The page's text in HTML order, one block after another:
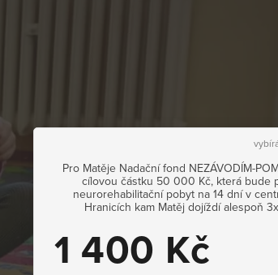
Pro Matěje Nadační fond NEZÁVODÍM-
cílovou částku 50 000 Kč, která bude
neurorehabilitační pobyt na 14 dní v
Hranicích kam Matěj dojíždí alespoň
1 400 Kč